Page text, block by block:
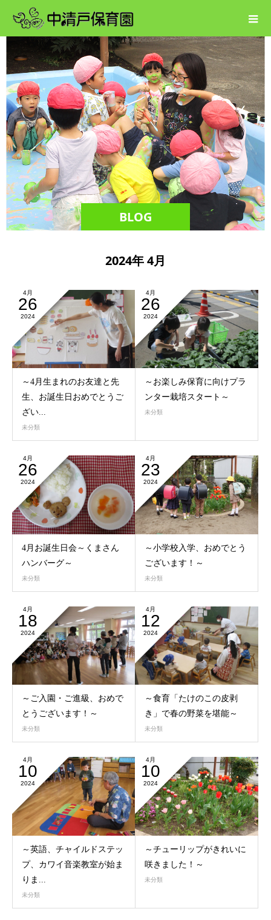
BLOG
2024年 4月
4月
26
2024
～4月生まれのお友達と先
生、お誕生日おめでとうご
ざい...
未分類
4月
26
2024
～お楽しみ保育に向けプラ
ンター栽培スタート～
未分類
4月
26
2024
4月お誕生日会～くまさん
ハンバーグ～
未分類
4月
23
2024
～小学校入学、おめでとう
ございます！～
未分類
4月
18
2024
～ご入園・ご進級、おめで
とうございます！～
未分類
4月
12
2024
～食育「たけのこの皮剥
き」で春の野菜を堪能～
未分類
4月
10
2024
～英語、チャイルドステッ
プ、カワイ音楽教室が始ま
りま...
未分類
4月
10
2024
～チューリップがきれいに
咲きました！～
未分類